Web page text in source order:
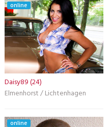
online
Daisy89 (24)
Elmenhorst / Lichtenhagen
online